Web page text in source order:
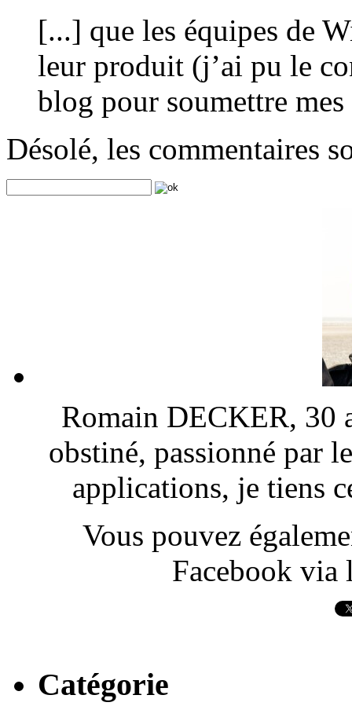
[...] que les équipes de
leur produit (j’ai pu le
blog pour soumettre
Désolé, les commentaires
Romain DECKER, 30
obstiné, passionné par
applications, je tiens
Vous pouvez
Facebook via
Catégorie